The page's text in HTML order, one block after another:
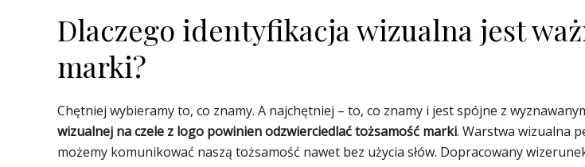
Dlaczego identyfikacja wizualna jest
marki?
Chętniej wybieramy to, co znamy. A najchętniej – to, co znamy i jest spójne z
wizualnej na czele z logo powinien odzwierciedlać tożsamość marki. Warstwa wizualna
możemy komunikować naszą tożsamość nawet bez użycia słów. Dopracowany